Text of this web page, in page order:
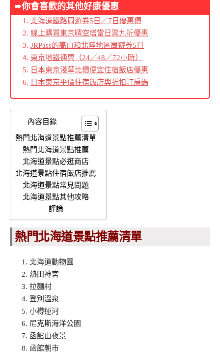
➨你會喜歡的其他好康優惠
北海道鐵路周遊券5日／7日優惠價
線上購買東京晴空塔當日票九折優惠
JRPass的高山和北陸地區周遊券5日
東京地鐵通票（24／48／72小時）
日本東京淺草比價便宜住宿飯店優惠
日本東京平價住宿飯店與折扣訂房碼
內容目錄
熱門北海道景點推薦清單
熱門北海道景點推薦
北海道景點必逛商店
北海道景點住宿飯店推薦
北海道景點常見問題
北海道景點其他攻略
評論
熱門北海道景點推薦清單
北海道動物園
熱田神宮
拉麵村
登別溫泉
小樽運河
尼克斯海洋公園
函館山夜景
函館朝市